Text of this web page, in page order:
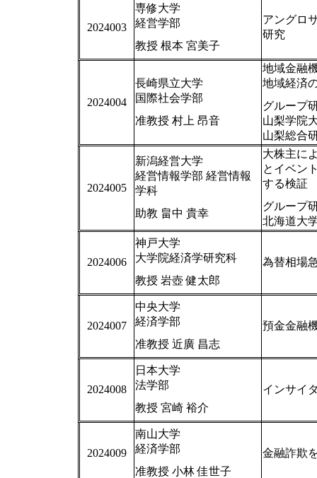
2024003
専修大学
経営学部
教授 根本 宮美子
アングロ
研究
2024004
長崎県立大学
国際社会学部
准教授 村上 昂音
地域金融
地域経済
グループ
山梨学院
山梨総合
2024005
新潟経営大学
経営情報学部 経営情報
学科
助教 畠中 貴幸
大株主に
とイベン
する検証
グループ
北海道大
2024006
神戸大学
大学院経済学研究科
教授 岩壺 健太郎
為替相場
2024007
中央大学
経済学部
准教授 近廣 昌志
預金金融
2024008
日本大学
法学部
教授 宮崎 裕介
インサイ
2024009
南山大学
経済学部
准教授 小林 佳世子
金融詐欺